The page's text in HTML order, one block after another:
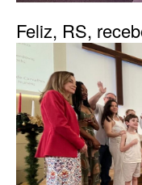
Feliz, RS,